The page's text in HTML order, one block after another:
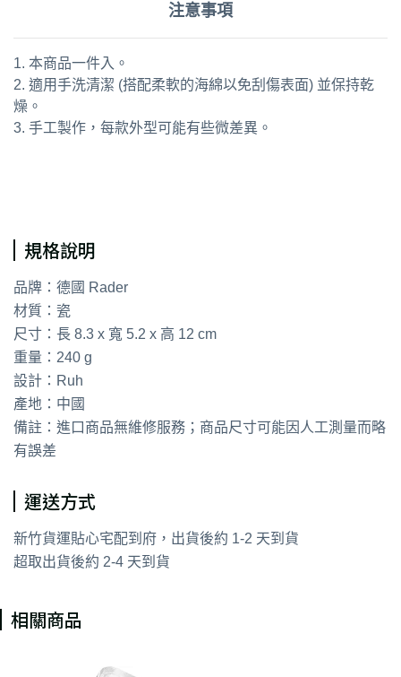
注意事項
1. 本商品一件入。
2. 適用手洗清潔 (搭配柔軟的海綿以免刮傷表面) 並保持乾
燥。
3. 手工製作，每款外型可能有些微差異。
規格說明
品牌：德國 Rader
材質：瓷
尺寸：長 8.3 x 寬 5.2 x 高 12 cm
重量：240 g
設計：Ruh
產地：中國
備註：進口商品無維修服務；商品尺寸可能因人工測量而略
有誤差
運送方式
新竹貨運貼心宅配到府，出貨後約 1-2 天到貨
超取出貨後約 2-4 天到貨
相關商品